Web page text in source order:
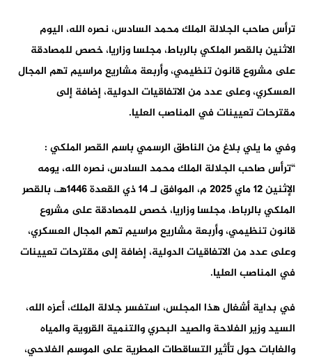
ترأس صاحب الجلالة الملك محمد السادس، نصره الله، اليوم
الاثنين بالقصر الملكي بالرباط، مجلسا وزاريا، خصص للمصادقة
على مشروع قانون تنظيمي، وأربعة مشاريع مراسيم تهم المجال
العسكري، وعلى عدد من الاتفاقيات الدولية، إضافة إلى
مقترحات تعيينات في المناصب العليا.
وفي ما يلي بلاغ من الناطق الرسمي باسم القصر الملكي :
“ترأس صاحب الجلالة الملك محمد السادس، نصره الله، يومه
الإثنين 12 ماي 2025 م، الموافق لـ 14 ذي القعدة 1446هـ، بالقصر
الملكي بالرباط، مجلسا وزاريا، خصص للمصادقة على مشروع
قانون تنظيمي، وأربعة مشاريع مراسيم تهم المجال العسكري،
وعلى عدد من الاتفاقيات الدولية، إضافة إلى مقترحات تعيينات
في المناصب العليا.
في بداية أشغال هذا المجلس، استفسر جلالة الملك، أعزه الله،
السيد وزير الفلاحة والصيد البحري والتنمية القروية والمياه
والغابات حول تأثير التساقطات المطرية على الموسم الفلاحي،